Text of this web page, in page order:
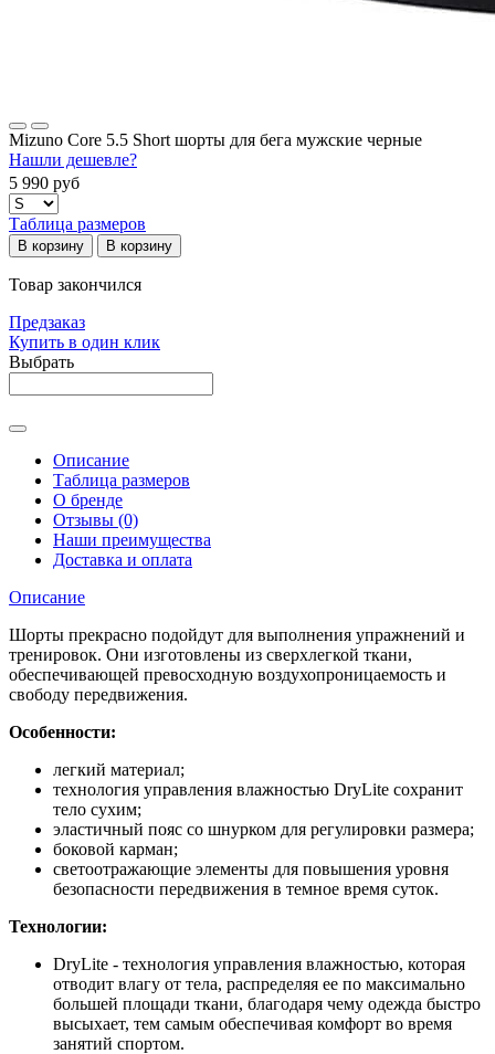
Mizuno Core 5.5 Short шорты для бега мужские черные
Нашли дешевле?
5 990 руб
Таблица размеров
В корзину В корзину
Товар закончился
Предзаказ
Купить в один клик
Выбрать
Описание
Таблица размеров
О бренде
Отзывы (0)
Наши преимущества
Доставка и оплата
Описание
Шорты прекрасно подойдут для выполнения упражнений и
тренировок. Они изготовлены из сверхлегкой ткани,
обеспечивающей превосходную воздухопроницаемость и
свободу передвижения.
Особенности:
легкий материал;
технология управления влажностью DryLite сохранит
тело сухим;
эластичный пояс со шнурком для регулировки размера;
боковой карман;
светоотражающие элементы для повышения уровня
безопасности передвижения в темное время суток.
Технологии:
DryLite - технология управления влажностью, которая
отводит влагу от тела, распределяя ее по максимально
большей площади ткани, благодаря чему одежда быстро
высыхает, тем самым обеспечивая комфорт во время
занятий спортом.